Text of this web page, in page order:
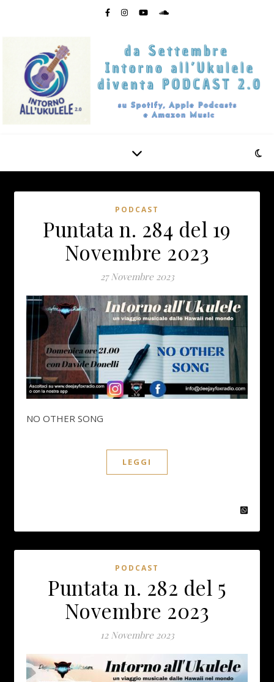
PODCAST
Puntata n. 284 del 19
Novembre 2023
27 Novembre 2023
NO OTHER SONG
LEGGI
PODCAST
Puntata n. 282 del 5
Novembre 2023
12 Novembre 2023